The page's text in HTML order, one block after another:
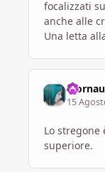
focalizzati
anche alle
Una letta
15
Lo
superiore.